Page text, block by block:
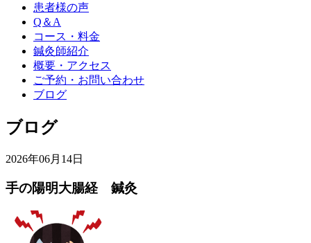
患者様の声
Q＆A
コース・料金
鍼灸師紹介
概要・アクセス
ご予約・お問い合わせ
ブログ
ブログ
2026年06月14日
手の陽明大腸経 鍼灸